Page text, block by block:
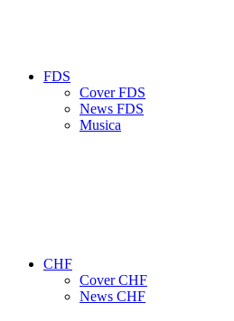
FDS
Cover FDS
News FDS
Musica
CHF
Cover CHF
News CHF